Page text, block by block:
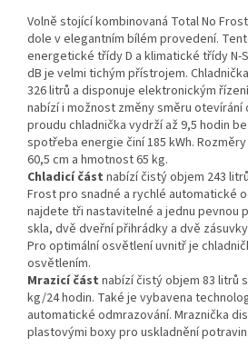
Volně stojící kombinovaná Total No
dole v elegantním bílém provedení.
energetické třídy D a klimatické třídy N-
dB je velmi tichým přístrojem.
326 litrů a disponuje elektronickým
nabízí i možnost změny směru otevírání
proudu chladnička vydrží až 9,5 hodin
spotřeba energie činí 185 kWh. Rozměry
60,5 cm a hmotnost 65 kg.
Chladicí část nabízí čistý objem 243
Frost pro snadné a rychlé automatické
najdete tři nastavitelné a jednu pevnou
skla, dvě dveřní přihrádky a dvě
Pro optimální osvětlení uvnitř je
osvětlením.
Mrazicí část nabízí čistý objem 83 litrů
kg/24 hodin. Také je vybavena
automatické odmrazování. Mraznička
plastovými boxy pro uskladnění potravin.